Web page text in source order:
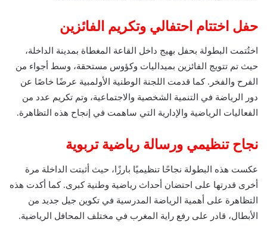
حفل اختتام احتفالي وتكريم الفائزين
اختُتمت البطولة بحفل بهيج داخل القاعة المغطاة بمدينة الداخلة،
حيث تم تتويج الفائزين بميداليات وكؤوس مستحقة، وسط أجواء من
الفرح والفخر. كما قدمت اللجنة الوطنية الأولمبية عرضًا خاصًا عن
دور الرياضة في التنمية الشخصية والاجتماعية، وتم تكريم عدد من
الفعاليات الرياضية والإدارية التي ساهمت في إنجاح هذه التظاهرة.
نجاح تنظيمي ورسالة رياضية تربوية
عكست هذه البطولة نجاحًا تنظيميًا بارزًا، حيث أثبتت الداخلة مرة
أخرى قدرتها على احتضان أحداث رياضية وطنية كبرى. كما أكدت هذه
التظاهرة على أهمية الرياضة المدرسية في تكوين جيل جديد من
الأبطال، قادر على رفع راية المغرب في مختلف المحافل الرياضية.